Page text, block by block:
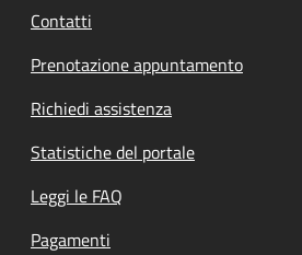
Contatti
Prenotazione appuntamento
Richiedi assistenza
Statistiche del portale
Leggi le FAQ
Pagamenti